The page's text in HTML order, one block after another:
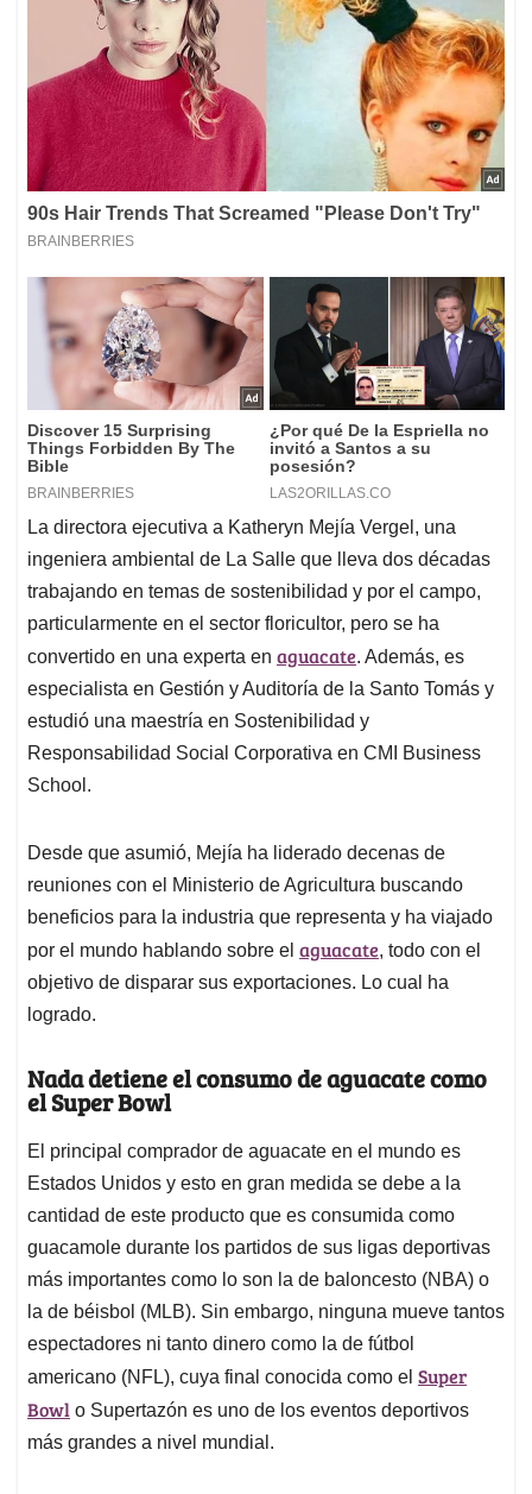
La directora ejecutiva a Katheryn Mejía Vergel, una
ingeniera ambiental de La Salle que lleva dos décadas
trabajando en temas de sostenibilidad y por el campo,
particularmente en el sector floricultor, pero se ha
convertido en una experta en aguacate. Además, es
especialista en Gestión y Auditoría de la Santo Tomás y
estudió una maestría en Sostenibilidad y
Responsabilidad Social Corporativa en CMI Business
School.
Desde que asumió, Mejía ha liderado decenas de
reuniones con el Ministerio de Agricultura buscando
beneficios para la industria que representa y ha viajado
por el mundo hablando sobre el aguacate, todo con el
objetivo de disparar sus exportaciones. Lo cual ha
logrado.
Nada detiene el consumo de aguacate como
el Super Bowl
El principal comprador de aguacate en el mundo es
Estados Unidos y esto en gran medida se debe a la
cantidad de este producto que es consumida como
guacamole durante los partidos de sus ligas deportivas
más importantes como lo son la de baloncesto (NBA) o
la de béisbol (MLB). Sin embargo, ninguna mueve tantos
espectadores ni tanto dinero como la de fútbol
americano (NFL), cuya final conocida como el Super
Bowl o Supertazón es uno de los eventos deportivos
más grandes a nivel mundial.